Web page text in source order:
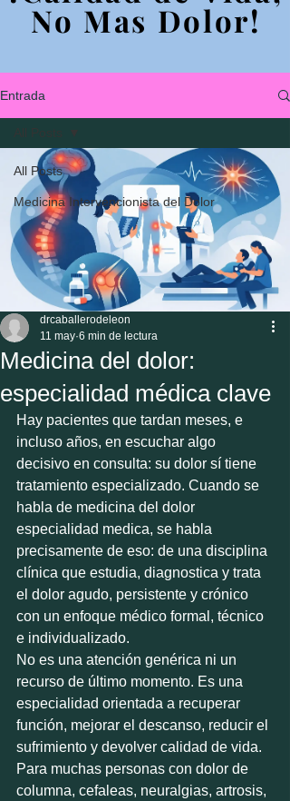
No Mas Dolor!
No Mas Dolor!
Entrada
All Posts
Medicina Intervencionista del Dolor
All Posts
Medicina del dolor:
especialidad médica clave
drcaballerodeleon
11 may 6 min de lectura
Hay pacientes que tardan meses, e
incluso años, en escuchar algo
decisivo en consulta: su dolor sí tiene
tratamiento especializado. Cuando se
habla de medicina del dolor
especialidad medica, se habla
precisamente de eso: de una disciplina
clínica que estudia, diagnostica y trata
el dolor agudo, persistente y crónico
con un enfoque médico formal, técnico
e individualizado.
No es una atención genérica ni un
recurso de último momento. Es una
especialidad orientada a recuperar
función, mejorar el descanso, reducir el
sufrimiento y devolver calidad de vida.
Para muchas personas con dolor de
columna, cefaleas, neuralgias, artrosis,